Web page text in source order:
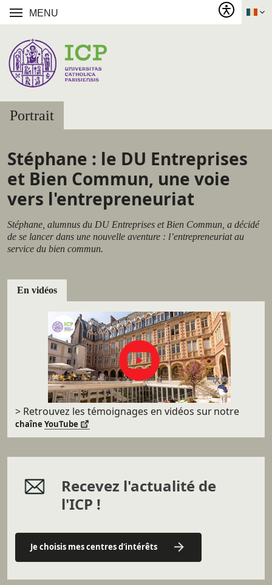
MENU
Portrait
Stéphane : le DU Entreprises
et Bien Commun, une voie
vers l'entrepreneuriat
Stéphane, alumnus du DU Entreprises et Bien Commun, a décidé
de se lancer dans une nouvelle aventure : l’entrepreneuriat au
service du bien commun.
En vidéos
> Retrouvez les témoignages en vidéos surnotre
chaîne YouTube
Recevez l'actualité de
l'ICP !
Je choisis mes centres d'intérêts